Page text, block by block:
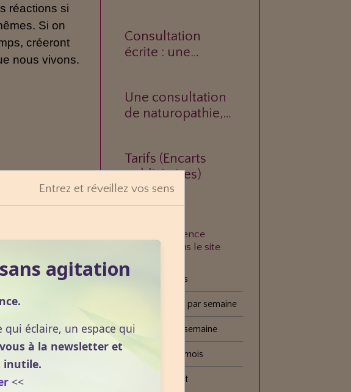
réactions si
Si on
créeront
nous vivons.
Consultation
écrite : une
votre question.
Une consultation
de naturopathie,
Tarifs (Encarts
publicitaires)
À quelle fréquence
consultez-vous le site
Tous les jours
Plusieurs fois par semaine
Une fois par semaine
Une fois par mois
Plus rarement
Entrez et réveillez vos sens
agitation
qui éclaire, un espace qui
à la newsletter et
inutile.
<<